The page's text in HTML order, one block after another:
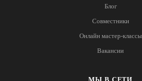
Блог
Совместники
Онлайн мастер-классы
Вакансии